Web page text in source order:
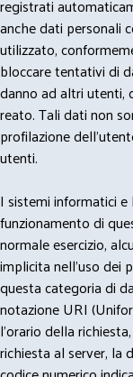
registrati
anche dati personali
utilizzato,
bloccare tentativi di
danno ad altri utenti,
reato. Tali dati non
profilazione
utenti.
I sistemi informatici
funzionamento di
normale esercizio,
implicita nell'uso dei
questa categoria di
notazione URI
l'orario della
richiesta al server, la